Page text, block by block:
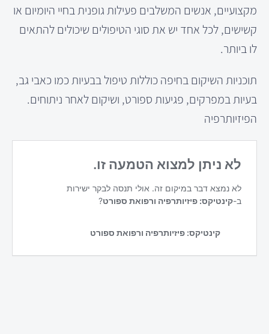
מקצועיים, אנשים המשלבים פעילות גופנית בחיי היומיום או
קשישים, לכל אחד יש את סוגי הטיפולים שיכולים להתאים
לו ביותר.
תוכניות השיקום בחיפה כוללות טיפול בבעיות כמו כאבי גב,
בעיות במפרקים, פגיעות ספורט, ושיקום לאחר ניתוחים.
הפיזיותרפיה